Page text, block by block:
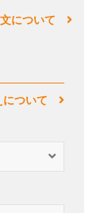
について
について